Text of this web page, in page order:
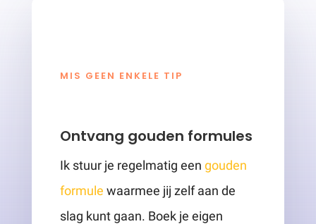
MIS GEEN ENKELE TIP
Ontvang gouden formules
Ik stuur je regelmatig een gouden
formule waarmee jij zelf aan de
slag kunt gaan. Boek je eigen